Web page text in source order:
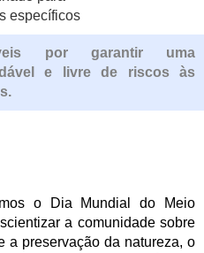
específicos
por garantir uma
e livre de riscos às
o Dia Mundial do Meio
a comunidade sobre
a preservação da natureza, o